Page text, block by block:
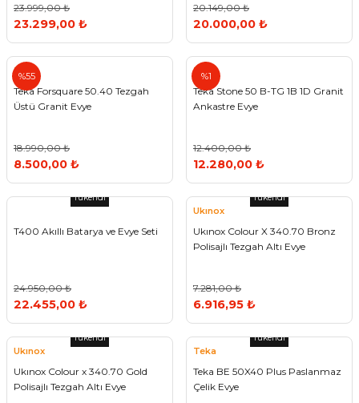
23.999,00 ₺
23.299,00 ₺
20.149,00 ₺
20.000,00 ₺
%55
Teka
Teka Forsquare 50.40 Tezgah
Üstü Granit Evye
18.990,00 ₺
8.500,00 ₺
%1
Teka
Teka Stone 50 B-TG 1B 1D Granit
Ankastre Evye
12.400,00 ₺
12.280,00 ₺
Tükendi
T400 Akıllı Batarya ve Evye Seti
24.950,00 ₺
22.455,00 ₺
Tükendi
Ukınox
Ukınox Colour X 340.70 Bronz
Polisajlı Tezgah Altı Evye
7.281,00 ₺
6.916,95 ₺
Tükendi
Ukınox
Ukınox Colour x 340.70 Gold
Polisajlı Tezgah Altı Evye
Tükendi
Teka
Teka BE 50X40 Plus Paslanmaz
Çelik Evye